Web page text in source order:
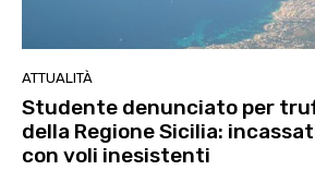
ATTUALITÀ
Studente denunciato per
della Regione Sicilia:
con voli inesistenti